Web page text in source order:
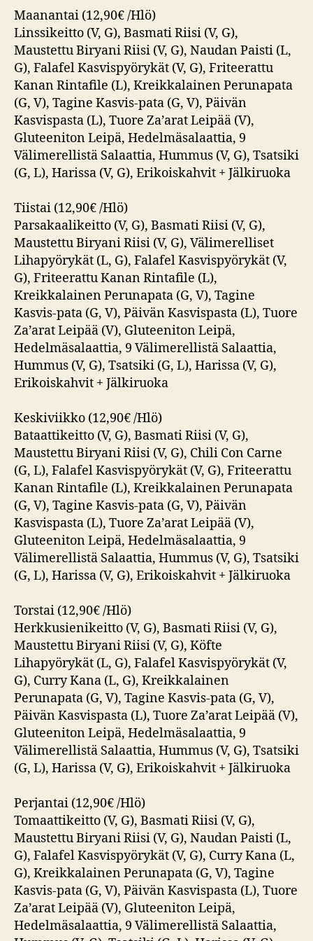
Maanantai (12,90€ /Hlö)
Linssikeitto (V, G), Basmati Riisi (V, G),
Maustettu Biryani Riisi (V, G), Naudan Paisti (L,
G), Falafel Kasvispyörykät (V, G), Friteerattu
Kanan Rintafile (L), Kreikkalainen Perunapata
(G, V), Tagine Kasvis-pata (G, V), Päivän
Kasvispasta (L), Tuore Za’arat Leipää (V),
Gluteeniton Leipä, Hedelmäsalaattia, 9
Välimerellistä Salaattia, Hummus (V, G), Tsatsiki
(G, L), Harissa (V, G), Erikoiskahvit + Jälkiruoka
Tiistai (12,90€ /Hlö)
Parsakaalikeitto (V, G), Basmati Riisi (V, G),
Maustettu Biryani Riisi (V, G), Välimerelliset
Lihapyörykät (L, G), Falafel Kasvispyörykät (V,
G), Friteerattu Kanan Rintafile (L),
Kreikkalainen Perunapata (G, V), Tagine
Kasvis-pata (G, V), Päivän Kasvispasta (L), Tuore
Za’arat Leipää (V), Gluteeniton Leipä,
Hedelmäsalaattia, 9 Välimerellistä Salaattia,
Hummus (V, G), Tsatsiki (G, L), Harissa (V, G),
Erikoiskahvit + Jälkiruoka
Keskiviikko (12,90€ /Hlö)
Bataattikeitto (V, G), Basmati Riisi (V, G),
Maustettu Biryani Riisi (V, G), Chili Con Carne
(G, L), Falafel Kasvispyörykät (V, G), Friteerattu
Kanan Rintafile (L), Kreikkalainen Perunapata
(G, V), Tagine Kasvis-pata (G, V), Päivän
Kasvispasta (L), Tuore Za’arat Leipää (V),
Gluteeniton Leipä, Hedelmäsalaattia, 9
Välimerellistä Salaattia, Hummus (V, G), Tsatsiki
(G, L), Harissa (V, G), Erikoiskahvit + Jälkiruoka
Torstai (12,90€ /Hlö)
Herkkusienikeitto (V, G), Basmati Riisi (V, G),
Maustettu Biryani Riisi (V, G), Köfte
Lihapyörykät (L, G), Falafel Kasvispyörykät (V,
G), Curry Kana (L, G), Kreikkalainen
Perunapata (G, V), Tagine Kasvis-pata (G, V),
Päivän Kasvispasta (L), Tuore Za’arat Leipää (V),
Gluteeniton Leipä, Hedelmäsalaattia, 9
Välimerellistä Salaattia, Hummus (V, G), Tsatsiki
(G, L), Harissa (V, G), Erikoiskahvit + Jälkiruoka
Perjantai (12,90€ /Hlö)
Tomaattikeitto (V, G), Basmati Riisi (V, G),
Maustettu Biryani Riisi (V, G), Naudan Paisti (L,
G), Falafel Kasvispyörykät (V, G), Curry Kana (L,
G), Kreikkalainen Perunapata (G, V), Tagine
Kasvis-pata (G, V), Päivän Kasvispasta (L), Tuore
Za’arat Leipää (V), Gluteeniton Leipä,
Hedelmäsalaattia, 9 Välimerellistä Salaattia,